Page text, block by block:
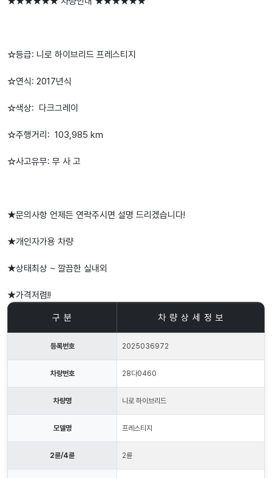
☆등급: 니로 하이브리드 프레스티지
☆연식: 2017년식
☆색상: 다크그레이
☆주행거리: 103,985 km
☆사고유무: 무 사 고
★문의사항 언제든 연락주시면 설명 드리겠습니다!
★개인자가용 차량
★상태최상 ~ 깔끔한 실내외
★가격저렴!!
구 분 차 량 상 세 정 보
등록번호 2025036972
차량번호 28다0460
차량명 니로 하이브리드
모델명 프레스티지
2륜/4륜 2륜